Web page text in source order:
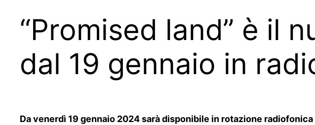
“Promised land” è il
dal 19 gennaio in
Da venerdì 19 gennaio 2024 sarà disponibile in rotazione